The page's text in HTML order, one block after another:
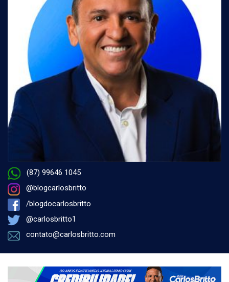
(87) 99646 1045
@blogcarlosbritto
/blogdocarlosbritto
@carlosbritto1
contato@carlosbritto.com